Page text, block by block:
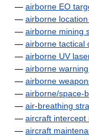
— airborne EO
— airborne
— airborne mining
— airborne tactical
— airborne UV
— airborne
— airborne
— airborne/space-
— air-breathing
— aircraft intercept
— aircraft